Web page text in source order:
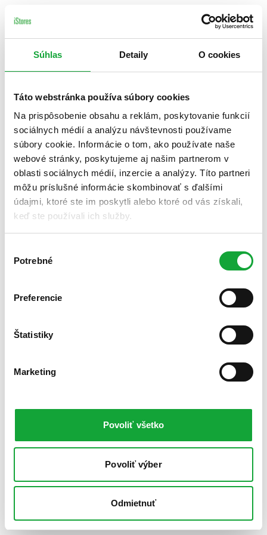
Súhlas Detaily O cookies
Táto webstránka používa súbory cookies
Na prispôsobenie obsahu a reklám, poskytovanie funkcií
sociálnych médií a analýzu návštevnosti používame
súbory cookie. Informácie o tom, ako používate naše
webové stránky, poskytujeme aj našim partnerom v
oblasti sociálnych médií, inzercie a analýzy. Títo partneri
môžu príslušné informácie skombinovať s ďalšími
údajmi, ktoré ste im poskytli alebo ktoré od vás získali,
keď ste používali ich služby.
súhlasu
Potrebné
Preferencie
Štatistiky
Marketing
Povoliť všetko
Povoliť výber
Odmietnuť